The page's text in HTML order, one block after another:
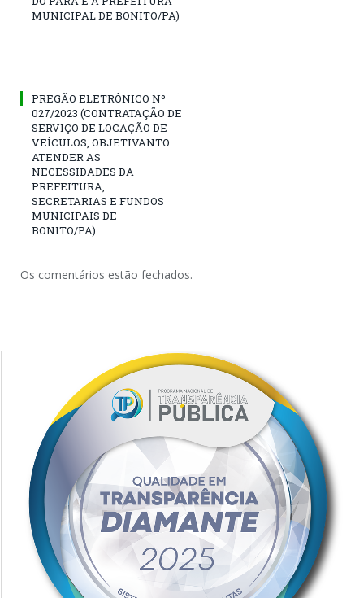
MUNICIPAL DE BONITO/PA)
PREGÃO ELETRÔNICO Nº
027/2023 (CONTRATAÇÃO DE
SERVIÇO DE LOCAÇÃO DE
VEÍCULOS, OBJETIVANTO
ATENDER AS
NECESSIDADES DA
PREFEITURA,
SECRETARIAS E FUNDOS
MUNICIPAIS DE
BONITO/PA)
Os comentários estão fechados.